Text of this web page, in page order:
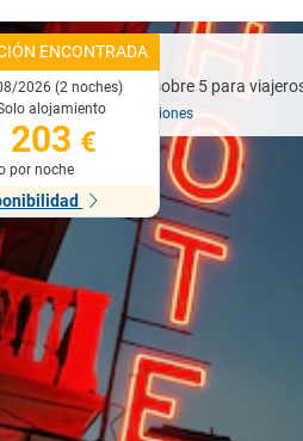
Muy bueno
Basado en376 opiniones
ENCONTRADA
2026 (2 noches)
alojamiento
203 €
por noche